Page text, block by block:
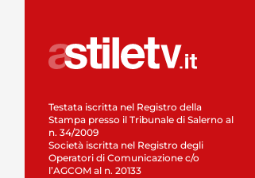
Testata iscritta nel Registro della
Stampa presso il Tribunale di Salerno al
n. 34/2009
Società iscritta nel Registro degli
Operatori di Comunicazione c/o
l’AGCOM al n. 20133